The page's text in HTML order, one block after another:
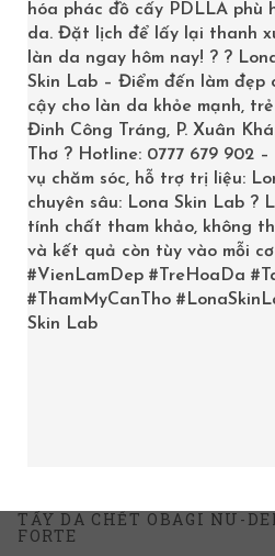
thuật viên để đạt được hiệu
TẨY DA CHẾT OBAGI NU-
FORTE
hóa phác đồ cấy PDLLA phù
da. Đặt lịch để lấy lại thanh
làn da ngay hôm nay! ? ?
Skin Lab – Điểm đến làm đẹp
cậy cho làn da khỏe mạnh,
Đinh Công Tráng, P. Xuân
Thơ ? Hotline: 0777 679 902
vụ chăm sóc, hỗ trợ trị liệu:
chuyên sâu: Lona Skin Lab ?
tính chất tham khảo, không
và kết quả còn tùy vào mỗi
#VienLamDep #TreHoaDa
#ThamMyCanTho
Skin Lab